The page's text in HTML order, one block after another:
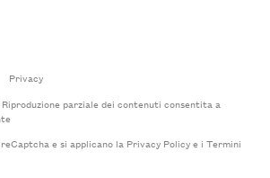
Privacy
parziale dei contenuti consentita a
e si applicano la Privacy Policye i Termini